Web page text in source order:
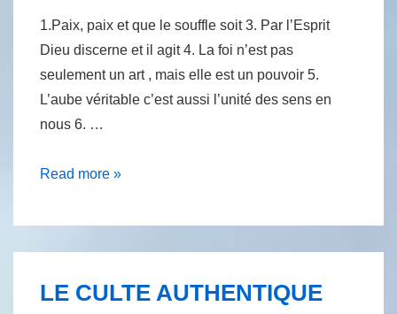
1.Paix, paix et que le souffle soit 3. Par l’Esprit
Dieu discerne et il agit 4. La foi n’est pas
seulement un art , mais elle est un pouvoir 5.
L’aube véritable c’est aussi l’unité des sens en
nous 6. …
DIEU
DE
Read more »
LE CULTE AUTHENTIQUE